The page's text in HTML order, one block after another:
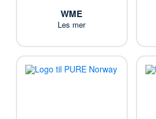
WME
Les mer